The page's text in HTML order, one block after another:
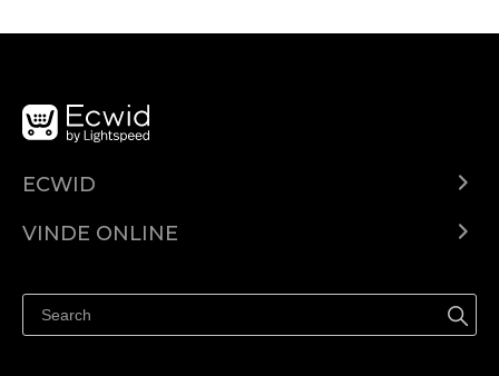
ECWID
Prețuri
VINDE ONLINE
Vinde pe Facebook
Vinde pe Instagram